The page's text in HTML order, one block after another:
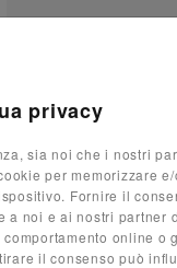
privacy
sia noi che i nostri
per memorizzare e/
Fornire il
a noi e ai nostri partner
online o
il consenso può